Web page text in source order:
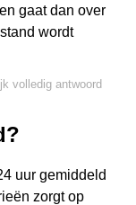
gaat dan over
wordt
volledig antwoord
uur gemiddeld
zorgt op